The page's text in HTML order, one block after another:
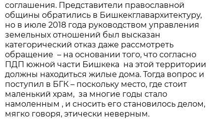
соглашения. Представители православной
общины обратились в Бишкекглавархитектуру,
но в июле 2018 года руководством управления
земельных отношений был высказан
категорический отказ даже рассмотреть
обращение – на основании того, что согласно
ПДП южной части Бишкека на этой территории
должны находиться жилые дома. Тогда вопрос и
поступил в БГК – поскольку место, где стоит
маленький храм, за многие годы стало
намоленным , и сносить его становилось делом,
мягко говоря, этически неверным.